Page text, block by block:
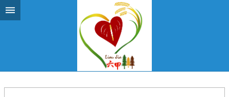
跳到主要內容區塊